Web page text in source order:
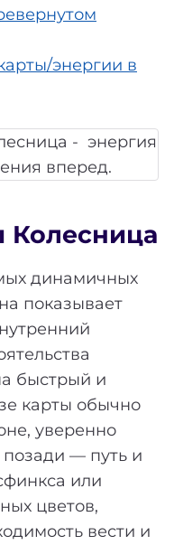
энергии в
Колесница
динамичных
показывает
быстрый и
карты обычно
уверенно
— путь и
или
цветов,
вести и